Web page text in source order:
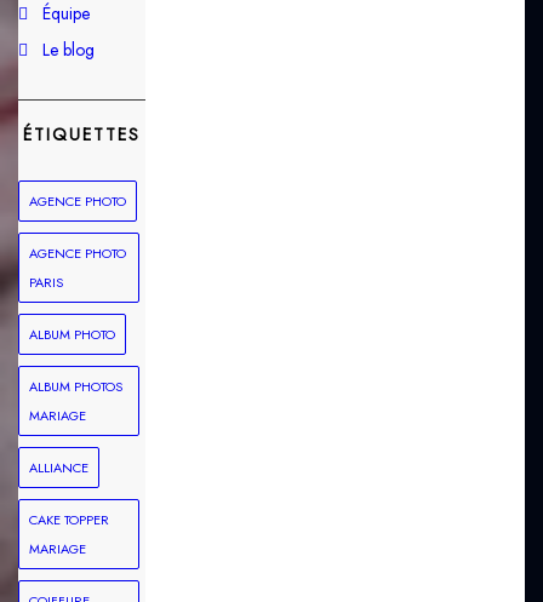
Équipe
Le blog
ÉTIQUETTES
AGENCE PHOTO
AGENCE PHOTO
PARIS
ALBUM PHOTO
ALBUM PHOTOS
MARIAGE
ALLIANCE
CAKE TOPPER
MARIAGE